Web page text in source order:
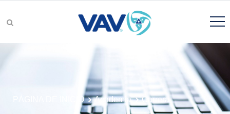
grupos de productos
PÁGINA DE INICIO Academia Carrera